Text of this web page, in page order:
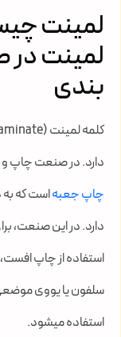
لمینت
لمینت
بندی
دارد. در صنعت چاپ
چاپ جعبهاست که به
دارد. در این صنعت،
استفاده از چاپ
سلفون یا یووی
استفاده میشود.